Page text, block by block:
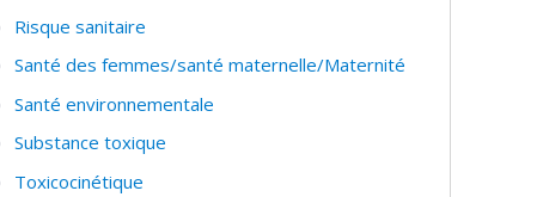
Risque sanitaire
Santé des femmes/santé maternelle/Maternité
Santé environnementale
Substance toxique
Toxicocinétique